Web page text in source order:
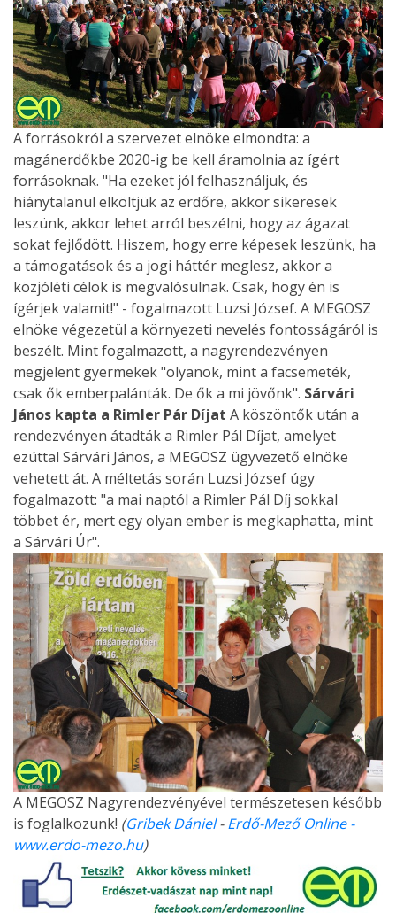
A forrásokról a szervezet elnöke elmondta: a
magánerdőkbe 2020-ig be kell áramolnia az ígért
forrásoknak. "Ha ezeket jól felhasználjuk, és
hiánytalanul elköltjük az erdőre, akkor sikeresek
leszünk, akkor lehet arról beszélni, hogy az ágazat
sokat fejlődött. Hiszem, hogy erre képesek leszünk, ha
a támogatások és a jogi háttér meglesz, akkor a
közjóléti célok is megvalósulnak. Csak, hogy én is
ígérjek valamit!" - fogalmazott Luzsi József. A MEGOSZ
elnöke végezetül a környezeti nevelés fontosságáról is
beszélt. Mint fogalmazott, a nagyrendezvényen
megjelent gyermekek "olyanok, mint a facsemeték,
csak ők emberpalánták. De ők a mi jövőnk". Sárvári
János kapta a Rimler Pár Díjat A köszöntők után a
rendezvényen átadták a Rimler Pál Díjat, amelyet
ezúttal Sárvári János, a MEGOSZ ügyvezető elnöke
vehetett át. A méltetás során Luzsi József úgy
fogalmazott: "a mai naptól a Rimler Pál Díj sokkal
többet ér, mert egy olyan ember is megkaphatta, mint
a Sárvári Úr".
A MEGOSZ Nagyrendezvényével természetesen később
is foglalkozunk! (Gribek Dániel-Erdő-Mező Online -
www.erdo-mezo.hu)